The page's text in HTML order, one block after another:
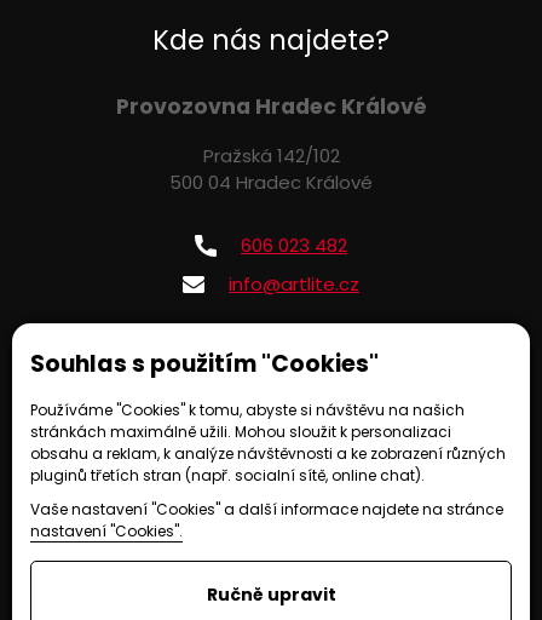
Souhlas s použitím "Cookies"
Používáme "Cookies" k tomu, abyste si návštěvu na našich
stránkách maximálně užili. Mohou sloužit k personalizaci
obsahu a reklam, k analýze návštěvnosti a ke zobrazení různých
pluginů třetích stran (např. socialní sítě, online chat).
Vaše nastavení "Cookies" a další informace najdete na stránce
nastavení "Cookies".
Ručně upravit
Kde nás najdete?
Provozovna Hradec Králové
Pražská 142/102
500 04 Hradec Králové
606 023 482
info@artlite.cz
Provozováno na systému EasyWeb | Tvorba webových stránek ©